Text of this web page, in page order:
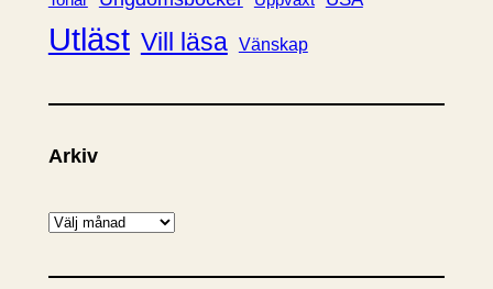
Utläst Vill läsa Vänskap
Arkiv
A
k